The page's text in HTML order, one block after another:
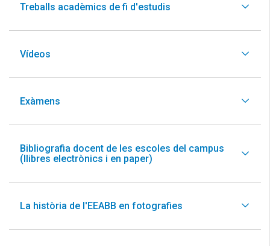
Treballs acadèmics de fi d'estudis
Vídeos
Exàmens
Bibliografia docent de les escoles del campus
(llibres electrònics i en paper)
La història de l'EEABB en fotografies